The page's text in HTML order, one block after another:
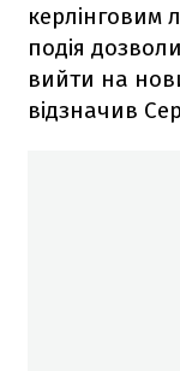
подія
вийти на
відзначив